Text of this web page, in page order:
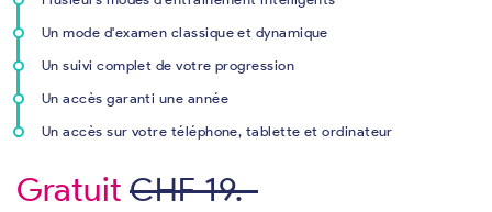
Un mode d'examen classique et dynamique
Un suivi complet de votre progression
Un accès garanti une année
Un accès sur votre téléphone, tablette et ordinateur
Gratuit CHF 19.-